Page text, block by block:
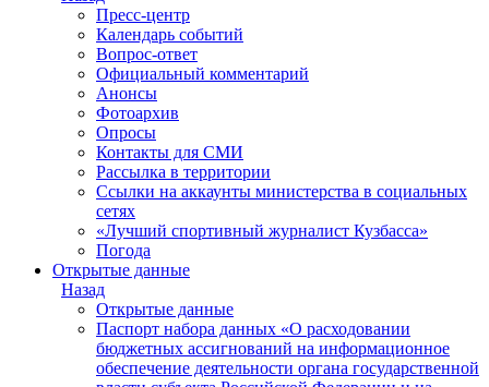
Пресс-центр
Календарь событий
Вопрос-ответ
Официальный комментарий
Анонсы
Фотоархив
Опросы
Контакты для СМИ
Рассылка в территории
Ссылки на аккаунты министерства в социальных
сетях
«Лучший спортивный журналист Кузбасса»
Погода
Открытые данные
Назад
Открытые данные
Паспорт набора данных «О расходовании
бюджетных ассигнований на информационное
обеспечение деятельности органа государственной